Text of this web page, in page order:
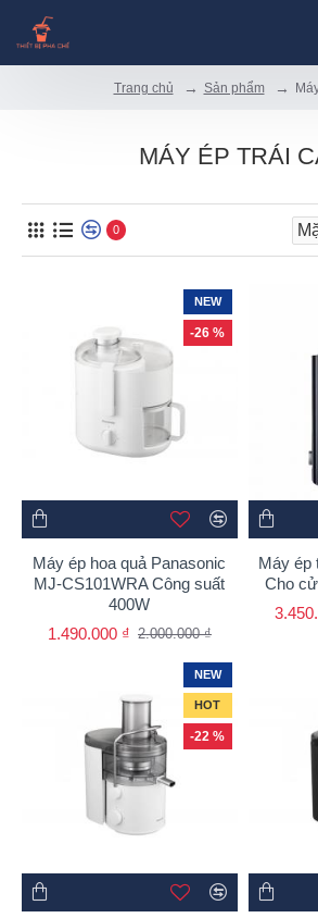
Trang chủ Sản phẩm
MÁY ÉP TRÁI
0
NEW
-26 %
Máy ép hoa quả Panasonic
MJ-CS101WRA Công suất
400W
1.490.000 ₫ 2.000.000 ₫
Máy ép
Cho
NEW
HOT
-22 %